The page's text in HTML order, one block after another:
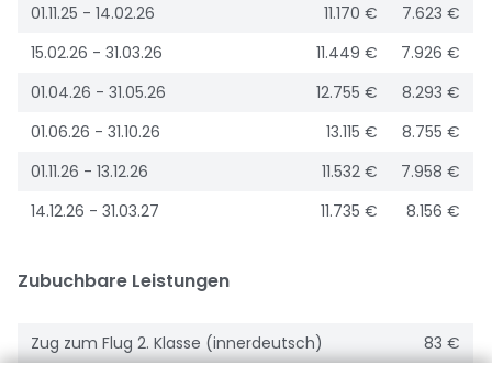
01.11.25 - 14.02.26
11.170 €
7.623 €
15.02.26 - 31.03.26
11.449 €
7.926 €
01.04.26 - 31.05.26
12.755 €
8.293 €
01.06.26 - 31.10.26
13.115 €
8.755 €
01.11.26 - 13.12.26
11.532 €
7.958 €
14.12.26 - 31.03.27
11.735 € 8.156 €
Zubuchbare Leistungen
Zug zum Flug 2. Klasse (innerdeutsch) 83 €